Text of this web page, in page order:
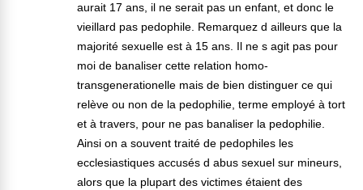
aurait 17 ans, il ne serait pas un enfant, et donc le
vieillard pas pedophile. Remarquez d ailleurs que la
majorité sexuelle est à 15 ans. Il ne s agit pas pour
moi de banaliser cette relation homo-
transgenerationelle mais de bien distinguer ce qui
relève ou non de la pedophilie, terme employé à tort
et à travers, pour ne pas banaliser la pedophilie.
Ainsi on a souvent traité de pedophiles les
ecclesiastiques accusés d abus sexuel sur mineurs,
alors que la plupart des victimes étaient des